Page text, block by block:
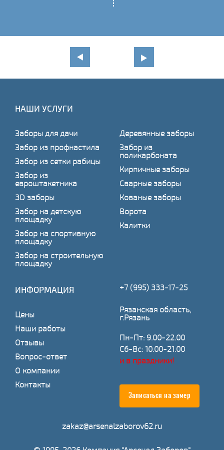
НАШИ УСЛУГИ
Заборы для дачи
Забор из профнастила
Забор из сетки рабицы
Забор из
евроштакетника
3D заборы
Забор на детскую
площадку
Забор на спортивную
площадку
Забор на строительную
площадку
Деревянные заборы
Забор из
поликарбоната
Кирпичные заборы
Сварные заборы
Кованые заборы
Ворота
Калитки
ИНФОРМАЦИЯ
Цены
Наши работы
Отзывы
Вопрос-ответ
О компании
Контакты
+7 (995) 333-17-25
Рязанская область,
г.Рязань
Пн-Пт: 9.00-22.00
Сб-Вс: 10.00-21.00
и в праздники!
Записаться на замер
zakaz@arsenalzaborov62.ru